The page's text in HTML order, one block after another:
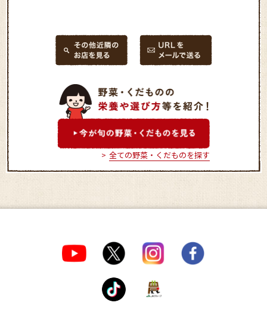
全ての野菜・くだものを探す